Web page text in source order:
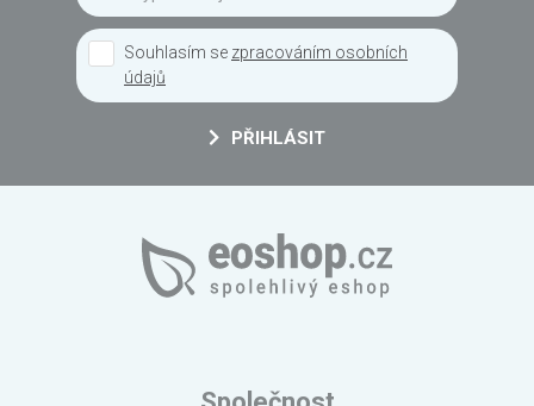
Souhlasím se zpracováním osobních
údajů
PŘIHLÁSIT